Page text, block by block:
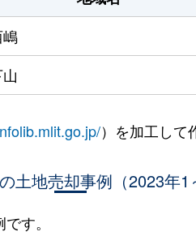
）を加工して
土地売却事例（2023年1
す。